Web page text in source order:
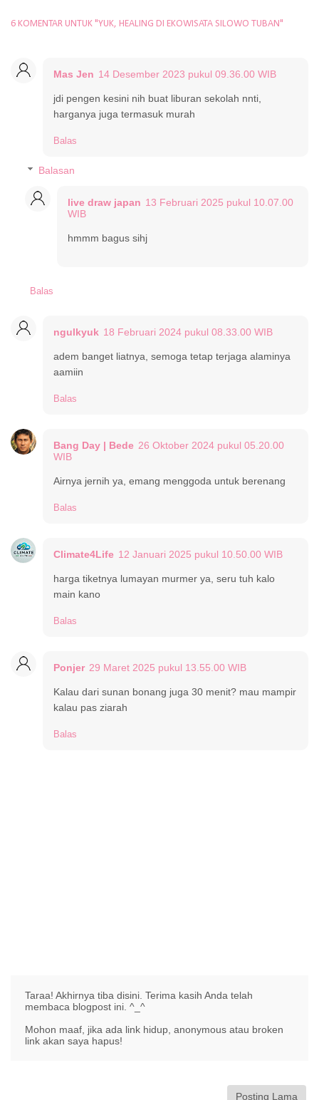
6 KOMENTAR UNTUK "YUK, HEALING DI EKOWISATA SILOWO TUBAN"
Mas Jen 14 Desember 2023 pukul 09.36.00 WIB
jdi pengen kesini nih buat liburan sekolah nnti,
harganya juga termasuk murah
Balas
Balasan
live draw japan 13 Februari 2025 pukul 10.07.00
WIB
hmmm bagus sihj
Balas
ngulkyuk 18 Februari 2024 pukul 08.33.00 WIB
adem banget liatnya, semoga tetap terjaga alaminya
aamiin
Balas
Bang Day | Bede 26 Oktober 2024 pukul 05.20.00
WIB
Airnya jernih ya, emang menggoda untuk berenang
Balas
Climate4Life 12 Januari 2025 pukul 10.50.00 WIB
harga tiketnya lumayan murmer ya, seru tuh kalo
main kano
Balas
Ponjer 29 Maret 2025 pukul 13.55.00 WIB
Kalau dari sunan bonang juga 30 menit? mau mampir
kalau pas ziarah
Balas
Taraa! Akhirnya tiba disini. Terima kasih Anda telah
membaca blogpost ini. ^_^
Mohon maaf, jika ada link hidup, anonymous atau broken
link akan saya hapus!
Posting Lama